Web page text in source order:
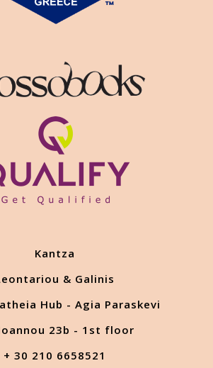
Kantza
& Galinis
Hub - Agia Paraskevi
23b - 1st floor
+ 30 210 6658521